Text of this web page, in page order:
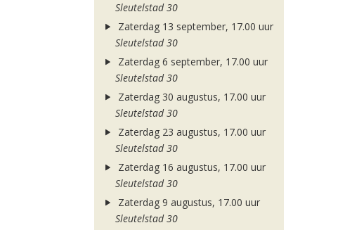
Sleutelstad 30
Zaterdag 13 september, 17.00 uur
Sleutelstad 30
Zaterdag 6 september, 17.00 uur
Sleutelstad 30
Zaterdag 30 augustus, 17.00 uur
Sleutelstad 30
Zaterdag 23 augustus, 17.00 uur
Sleutelstad 30
Zaterdag 16 augustus, 17.00 uur
Sleutelstad 30
Zaterdag 9 augustus, 17.00 uur
Sleutelstad 30